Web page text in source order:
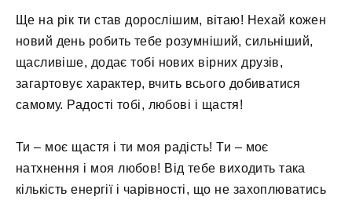
Ще на рік ти став дорослішим, вітаю! Нехай кожен
новий день робить тебе розумніший, сильніший,
щасливіше, додає тобі нових вірних друзів,
загартовує характер, вчить всього добиватися
самому. Радості тобі, любові і щастя!
Ти – моє щастя і ти моя радість! Ти – моє
натхнення і моя любов! Від тебе виходить така
кількість енергії і чарівності, що не захоплюватись